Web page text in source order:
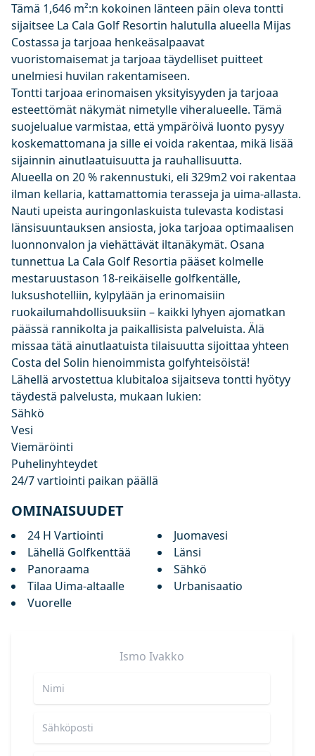
Tämä 1,646 m²:n kokoinen länteen päin oleva tontti
sijaitsee La Cala Golf Resortin halutulla alueella Mijas
Costassa ja tarjoaa henkeäsalpaavat
vuoristomaisemat ja tarjoaa täydelliset puitteet
unelmiesi huvilan rakentamiseen.
Tontti tarjoaa erinomaisen yksityisyyden ja tarjoaa
esteettömät näkymät nimetylle viheralueelle. Tämä
suojelualue varmistaa, että ympäröivä luonto pysyy
koskemattomana ja sille ei voida rakentaa, mikä lisää
sijainnin ainutlaatuisuutta ja rauhallisuutta.
Alueella on 20 % rakennustuki, eli 329m2 voi rakentaa
ilman kellaria, kattamattomia terasseja ja uima-allasta.
Nauti upeista auringonlaskuista tulevasta kodistasi
länsisuuntauksen ansiosta, joka tarjoaa optimaalisen
luonnonvalon ja viehättävät iltanäkymät. Osana
tunnettua La Cala Golf Resortia pääset kolmelle
mestaruustason 18-reikäiselle golfkentälle,
luksushotelliin, kylpylään ja erinomaisiin
ruokailumahdollisuuksiin – kaikki lyhyen ajomatkan
päässä rannikolta ja paikallisista palveluista. Älä
missaa tätä ainutlaatuista tilaisuutta sijoittaa yhteen
Costa del Solin hienoimmista golfyhteisöistä!
Lähellä arvostettua klubitaloa sijaitseva tontti hyötyy
täydestä palvelusta, mukaan lukien:
Sähkö
Vesi
Viemäröinti
Puhelinyhteydet
24/7 vartiointi paikan päällä
OMINAISUUDET
24 H Vartiointi
Juomavesi
Lähellä Golfkenttää
Länsi
Panoraama
Sähkö
Tilaa Uima-altaalle
Urbanisaatio
Vuorelle
Ismo Ivakko